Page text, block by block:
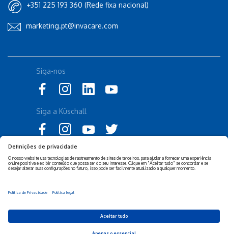
+351 225 193 360 (Rede fixa nacional)
marketing.pt@invacare.com
Declaração de Acessibilidade
Política Legal Invacare
Cookies Invacare
Siga-nos
Siga a Küschall